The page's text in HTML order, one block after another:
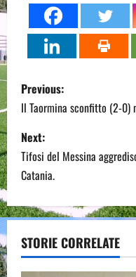
P
o
s
t
n
a
v
Previous:
Il Taormina sconfitto (2-0)
Next:
Tifosi del Messina
Catania.
STORIE CORRELATE